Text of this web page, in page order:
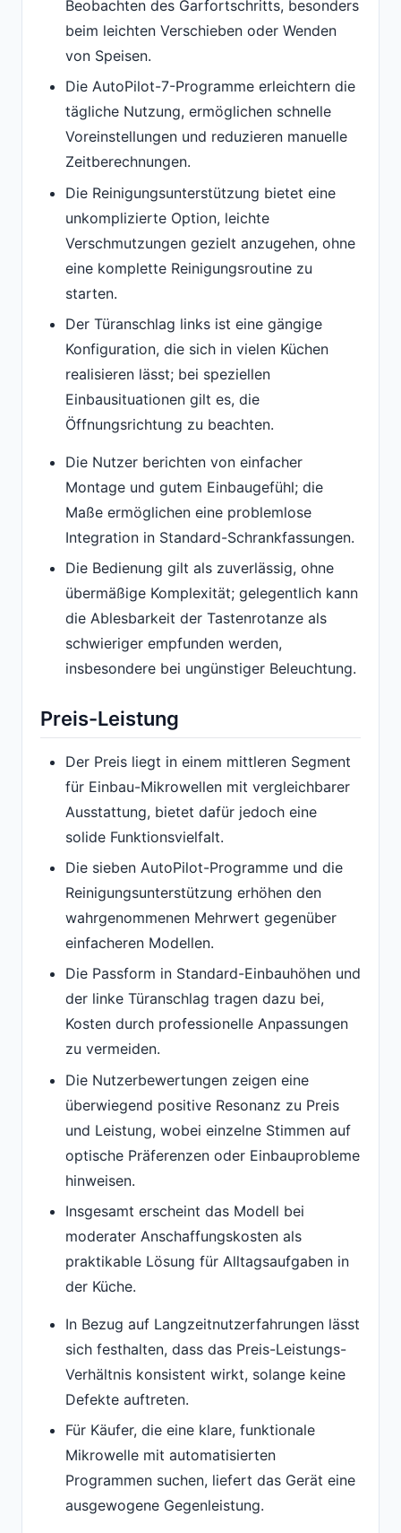
Beobachten des Garfortschritts, besonders
beim leichten Verschieben oder Wenden
von Speisen.
Die AutoPilot-7-Programme erleichtern die
tägliche Nutzung, ermöglichen schnelle
Voreinstellungen und reduzieren manuelle
Zeitberechnungen.
Die Reinigungsunterstützung bietet eine
unkomplizierte Option, leichte
Verschmutzungen gezielt anzugehen, ohne
eine komplette Reinigungsroutine zu
starten.
Der Türanschlag links ist eine gängige
Konfiguration, die sich in vielen Küchen
realisieren lässt; bei speziellen
Einbausituationen gilt es, die
Öffnungsrichtung zu beachten.
Die Nutzer berichten von einfacher
Montage und gutem Einbaugefühl; die
Maße ermöglichen eine problemlose
Integration in Standard-Schrankfassungen.
Die Bedienung gilt als zuverlässig, ohne
übermäßige Komplexität; gelegentlich kann
die Ablesbarkeit der Tastenrotanze als
schwieriger empfunden werden,
insbesondere bei ungünstiger Beleuchtung.
Preis-Leistung
Der Preis liegt in einem mittleren Segment
für Einbau-Mikrowellen mit vergleichbarer
Ausstattung, bietet dafür jedoch eine
solide Funktionsvielfalt.
Die sieben AutoPilot-Programme und die
Reinigungsunterstützung erhöhen den
wahrgenommenen Mehrwert gegenüber
einfacheren Modellen.
Die Passform in Standard-Einbauhöhen und
der linke Türanschlag tragen dazu bei,
Kosten durch professionelle Anpassungen
zu vermeiden.
Die Nutzerbewertungen zeigen eine
überwiegend positive Resonanz zu Preis
und Leistung, wobei einzelne Stimmen auf
optische Präferenzen oder Einbauprobleme
hinweisen.
Insgesamt erscheint das Modell bei
moderater Anschaffungskosten als
praktikable Lösung für Alltagsaufgaben in
der Küche.
In Bezug auf Langzeitnutzerfahrungen lässt
sich festhalten, dass das Preis-Leistungs-
Verhältnis konsistent wirkt, solange keine
Defekte auftreten.
Für Käufer, die eine klare, funktionale
Mikrowelle mit automatisierten
Programmen suchen, liefert das Gerät eine
ausgewogene Gegenleistung.